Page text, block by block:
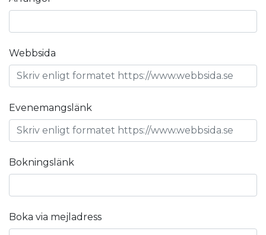
Webbsida
Evenemangslänk
Bokningslänk
Boka via mejladress